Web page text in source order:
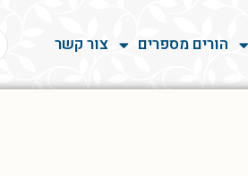
הורים מספרים צור קשר